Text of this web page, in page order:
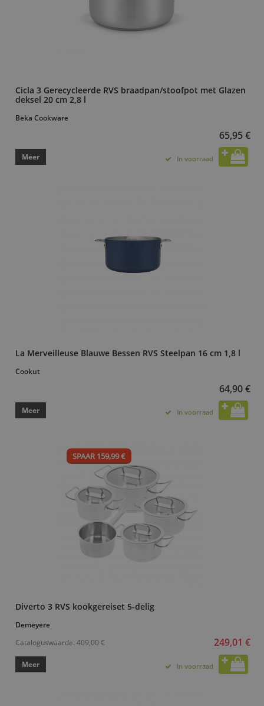
Cicla 3 Gerecycleerde RVS braadpan/stoofpot met Glazen
deksel 20 cm 2,8 l
Beka Cookware
65,95 €
Meer In voorraad
La Merveilleuse Blauwe Bessen RVS Steelpan 16 cm 1,8 l
Cookut
64,90 €
Meer In voorraad
SPAAR 159,99 €
Diverto 3 RVS kookgereiset 5-delig
Demeyere
Cataloguswaarde: 409,00 € 249,01 €
Meer In voorraad